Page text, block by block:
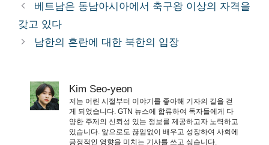
베트남은 동남아시아에서 축구왕 이상의 자격을
갖고 있다
남한의 혼란에 대한 북한의 입장
Kim Seo-yeon
저는 어린 시절부터 이야기를 좋아해 기자의 길을 걷
게 되었습니다. GTN 뉴스에 합류하여 독자들에게 다
양한 주제의 신뢰성 있는 정보를 제공하고자 노력하고
있습니다. 앞으로도 끊임없이 배우고 성장하여 사회에
긍정적인 영향을 미치는 기사를 쓰고 싶습니다.